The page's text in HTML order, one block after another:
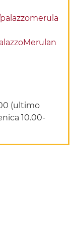
(ultimo
10.00-